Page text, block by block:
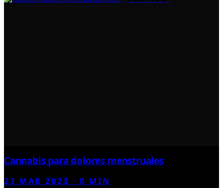
Cannabis para dolores menstruales
23 MAR 2023 ·0 MIN